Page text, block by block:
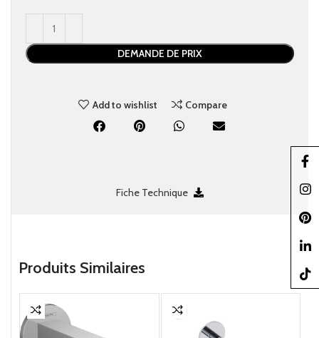
DEMANDE DE PRIX
Add to wishlist Compare
Fiche Technique
Produits Similaires